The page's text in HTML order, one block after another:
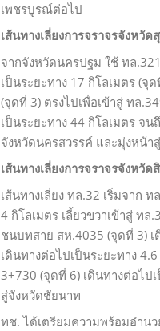
เพชรบูรณ์ต่อไป
เส้นทางเลี่ยงการจราจรจังห
จากจังหวัดนครปฐม ใช้ ทล
เป็นระยะทาง 17 กิโลเมตร (จุ
(จุดที่ 3) ตรงไปเพื่อเข้าสู่ ทล
เป็นระยะทาง 44 กิโลเมตร จ
จังหวัดนครสวรรค์ และมุ่งหน้า
เส้นทางเลี่ยงการจราจรจังหวั
เส้นทางเลี่ยง ทล.32 เริ่มจาก
4 กิโลเมตร เลี้ยวขวาเข้าสู่ ท
ชนบทสาย สห.4035 (จุดที่ 3)
เดินทางต่อไปเป็นระยะทาง
3+730 (จุดที่ 6) เดินทางต่อไป
สู่จังหวัดชัยนาท
ทช. ได้เตรียมความพร้อมอำน